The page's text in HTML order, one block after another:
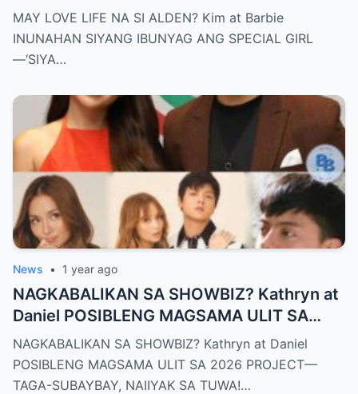
SPECIAL GIRL—‘SIYA ANG TUNAY NA
INIINGATAN NIYA!’
MAY LOVE LIFE NA SI ALDEN? Kim at Barbie
INUNAHAN SIYANG IBUNYAG ANG SPECIAL GIRL
—‘SIYA…
News • 1 year ago
NAGKABALIKAN SA SHOWBIZ? Kathryn at
Daniel POSIBLENG MAGSAMA ULIT SA
2026 PROJECT—TAGA-SUBAYBAY,
NAIIYAK SA TUWA!
NAGKABALIKAN SA SHOWBIZ? Kathryn at Daniel
POSIBLENG MAGSAMA ULIT SA 2026 PROJECT—
TAGA-SUBAYBAY, NAIIYAK SA TUWA!…